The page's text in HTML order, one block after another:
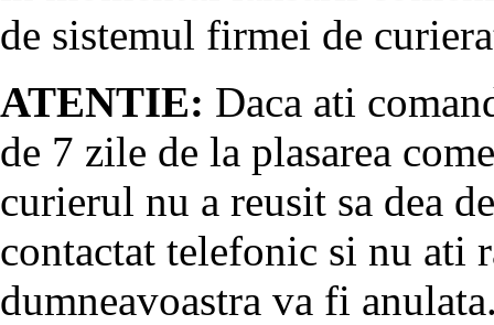
de sistemul firmei de
ATENTIE: Daca ati
de 7 zile de la plasarea
curierul nu a reusit sa dea
contactat telefonic si nu ati
dumneavoastra va fi